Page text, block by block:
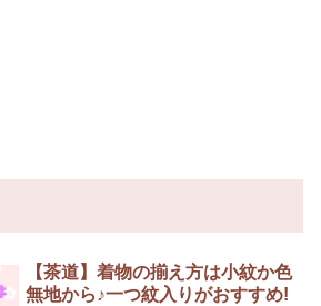
【茶道】着物の揃え方は小紋か色
無地から♪一つ紋入りがおすすめ!